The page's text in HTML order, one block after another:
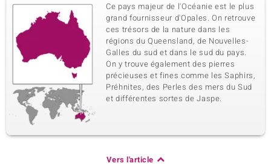
Brésil
Ce pays majeur de l'Océanie est le plus
grand fournisseur d'Opales. On retrouve
ces trésors de la nature dans les
régions du Queensland, de Nouvelles-
Galles du sud et dans le sud du pays.
On y trouve également des pierres
précieuses et fines comme les Saphirs,
Préhnites, des Perles des mers du Sud
et différentes sortes de Jaspe.
Vers l'article